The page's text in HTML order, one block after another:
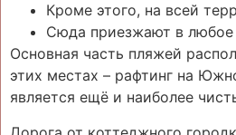
Кроме этого, на всей
Сюда приезжают в любое
Основная часть пляжей
этих местах – рафтинг на
является ещё и наиболее